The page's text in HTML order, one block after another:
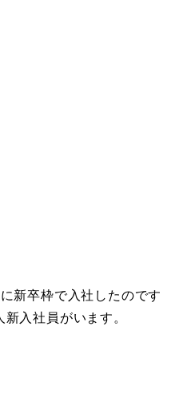
新卒枠で入社したのです
入社員がいます。